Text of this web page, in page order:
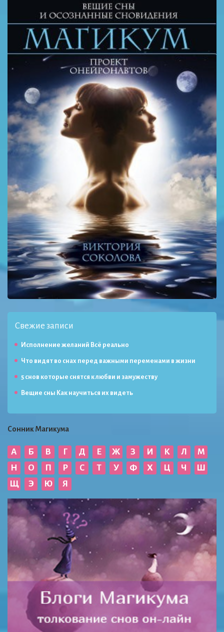
Свежие записи
Исполнение желаний Всё реально
Что видят во снах перед важными переменами в жизни
5 снов которые снятся к любви и замужеству
Вещие сны Как научиться их видеть
Сонник Магикума
А Б В Г Д Е Ж З И К Л
М
Н
О П Р С Т У Ф Х Ц Ч
Ш
Щ
Э Ю Я